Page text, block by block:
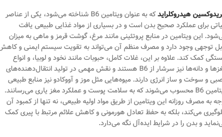
هیدروکلراید
که به عنوان ویتامین B6 شناخته می‌شود، یکی از عناصر
برای عملکرد صحیح بدن است و در بسیاری از مواد غذایی طبیعی یافت
این ویتامین در منابع پروتئینی مانند مرغ، گوشت قرمز و ماهی به میزان
توجهی وجود دارد و مصرف منظم آن می‌تواند به تقویت سیستم ایمنی و
کمک کند. علاوه بر این، غلات کامل، حبوبات مانند نخود و لوبیا، و انواع
مغزها و دانه‌ها نیز سرشار از B6 هستند و نقش مهمی در تولید انتقال‌دهنده‌های
و سوخت و ساز انرژی دارند. میوه‌هایی مثل موز و آووکادو نیز منابع طبیعی
ویتامین B6 محسوب می‌شوند که به سلامت پوست و عملکرد مغز یاری می‌رسانند.
به مصرف روزانه این ویتامین از طریق مواد اولیه طبیعی، نه تنها از کمبود آن
می‌کند، بلکه به حفظ تعادل هورمونی و کاهش علائم مرتبط با پیری کمک
و بدن را در شرایط ایده‌آل نگه می‌دارد.